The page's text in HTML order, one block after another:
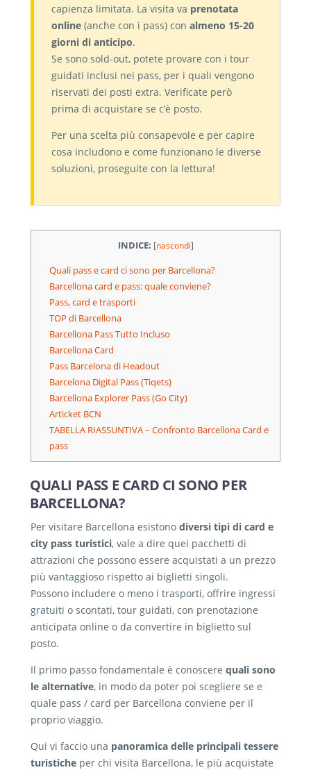
capienza limitata. La visita va prenotata
online (anche con i pass) conalmeno 15-20
giorni di anticipo.
Se sono sold-out, potete provare con i tour
guidati inclusi nei pass, per i quali vengono
riservati dei posti extra. Verificate però
prima di acquistare se c’è posto.
Per una scelta più consapevole e per capire
cosa includono e come funzionano le diverse
soluzioni, proseguite con la lettura!
INDICE: [nascondi]
Quali pass e card ci sono per Barcellona?
Barcellona card e pass: quale conviene?
Pass, card e trasporti
TOP di Barcellona
Barcellona Pass Tutto Incluso
Barcellona Card
Pass Barcelona di Headout
Barcelona Digital Pass (Tiqets)
Barcellona Explorer Pass (Go City)
Articket BCN
TABELLA RIASSUNTIVA – Confronto Barcellona Card e
pass
QUALI PASS E CARD CI SONO PER
BARCELLONA?
Per visitare Barcellona esistono diversi tipi di card e
city pass turistici, vale a dire quei pacchetti di
attrazioni che possono essere acquistati a un prezzo
più vantaggioso rispetto ai biglietti singoli.
Possono includere o meno i trasporti, offrire ingressi
gratuiti o scontati, tour guidati, con prenotazione
anticipata online o da convertire in biglietto sul
posto.
Il primo passo fondamentale è conoscere quali sono
le alternative, in modo da poter poi scegliere se e
quale pass / card per Barcellona conviene per il
proprio viaggio.
Qui vi faccio una panoramica delle principali tessere
turistiche per chi visita Barcellona, le più acquistate